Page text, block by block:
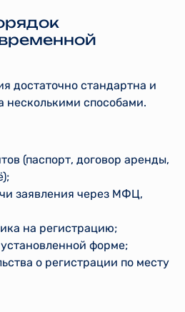
достаточно стандартна и
несколькими способами.
(паспорт, договор аренды,
заявления через МФЦ,
на регистрацию;
форме;
о регистрации по месту